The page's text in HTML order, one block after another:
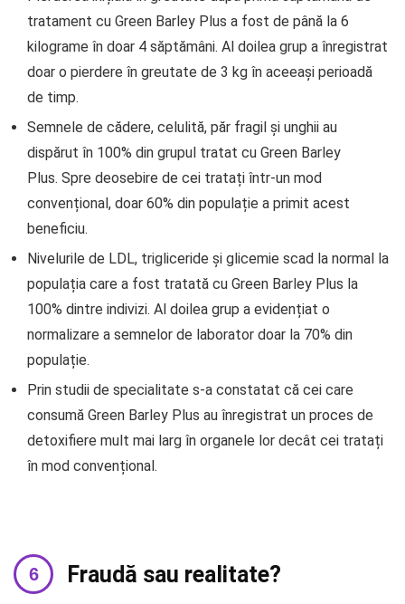
tratament cu Green Barley Plus a fost de până la 6
kilograme în doar 4 săptămâni. Al doilea grup a înregistrat
doar o pierdere în greutate de 3 kg în aceeași perioadă
de timp.
Semnele de cădere, celulită, păr fragil și unghii au
dispărut în 100% din grupul tratat cu Green Barley
Plus. Spre deosebire de cei tratați într-un mod
convențional, doar 60% din populație a primit acest
beneficiu.
Nivelurile de LDL, trigliceride și glicemie scad la normal la
populația care a fost tratată cu Green Barley Plus la
100% dintre indivizi. Al doilea grup a evidențiat o
normalizare a semnelor de laborator doar la 70% din
populație.
Prin studii de specialitate s-a constatat că cei care
consumă Green Barley Plus au înregistrat un proces de
detoxifiere mult mai larg în organele lor decât cei tratați
în mod convențional.
Fraudă sau realitate?